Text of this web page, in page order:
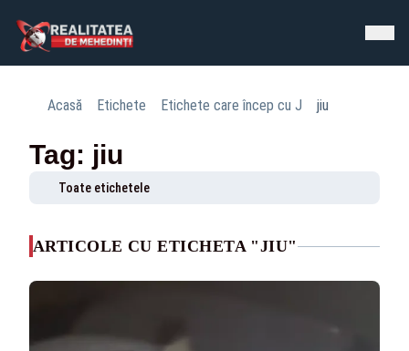
Acasă Etichete Etichete care încep cu J jiu
Tag: jiu
Toate etichetele
ARTICOLE CU ETICHETA "JIU"